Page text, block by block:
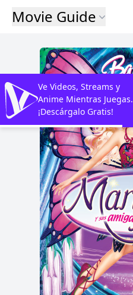
Movie Guide
Ve Videos, Streams y
Anime Mientras Juegas.
¡Descárgalo Gratis!